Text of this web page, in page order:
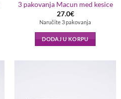
3 pakovanja Macun med kesice
27.0€
Naručite 3 pakovanja
DODAJ U KORPU